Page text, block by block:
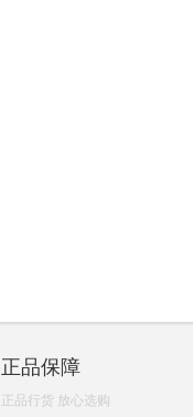
正品保障
正品行货 放心选购